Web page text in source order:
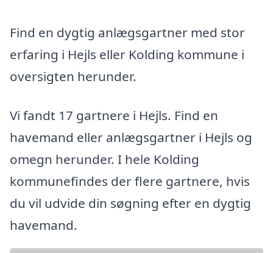
Find en dygtig anlægsgartner med stor
erfaring i Hejls eller Kolding kommune i
oversigten herunder.
Vi fandt 17 gartnere i Hejls. Find en
havemand eller anlægsgartner i Hejls og
omegn herunder. I hele Kolding
kommunefindes der flere gartnere, hvis
du vil udvide din søgning efter en dygtig
havemand.